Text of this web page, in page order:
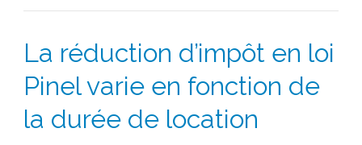
La réduction d’impôt en loi
Pinel varie en fonction de
la durée de location